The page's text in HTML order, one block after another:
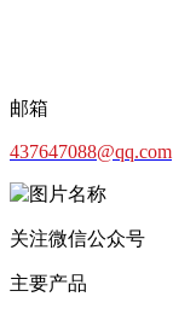
邮箱
437647088@qq.com
关注微信公众号
主要产品